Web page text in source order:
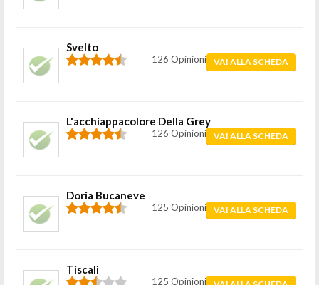
Svelto
126 Opinioni VAI ALLA SCHEDA
L'acchiappacolore Della Grey
126 Opinioni VAI ALLA SCHEDA
Doria Bucaneve
125 Opinioni VAI ALLA SCHEDA
Tiscali
125 Opinioni